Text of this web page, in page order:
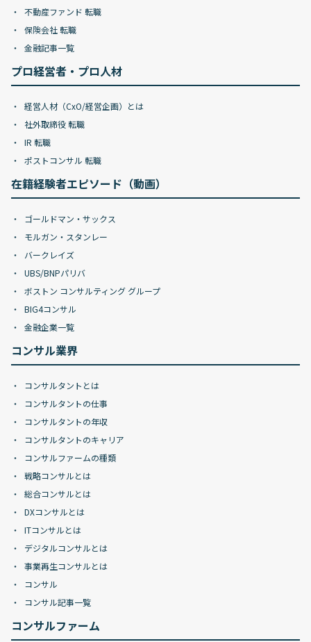
不動産ファンド 転職
保険会社 転職
金融記事一覧
プロ経営者・プロ人材
経営人材（CxO/経営企画）とは
社外取締役 転職
IR 転職
ポストコンサル 転職
在籍経験者エピソード（動画）
ゴールドマン・サックス
モルガン・スタンレー
バークレイズ
UBS/BNPパリバ
ボストン コンサルティング グループ
BIG4コンサル
金融企業一覧
コンサル業界
コンサルタントとは
コンサルタントの仕事
コンサルタントの年収
コンサルタントのキャリア
コンサルファームの種類
戦略コンサルとは
総合コンサルとは
DXコンサルとは
ITコンサルとは
デジタルコンサルとは
事業再生コンサルとは
コンサル
コンサル記事一覧
コンサルファーム